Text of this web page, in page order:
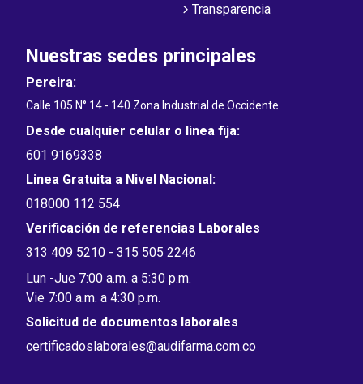
Transparencia
Nuestras sedes principales
Pereira:
Calle 105 N° 14 - 140 Zona Industrial de Occidente
Desde cualquier celular o linea fija:
601 9169338
Linea Gratuita a Nivel Nacional:
018000 112 554
Verificación de referencias Laborales
313 409 5210 - 315 505 2246
Lun -Jue 7:00 a.m. a 5:30 p.m.
Vie 7:00 a.m. a 4:30 p.m.
Solicitud de documentos laborales
certificadoslaborales@audifarma.com.co